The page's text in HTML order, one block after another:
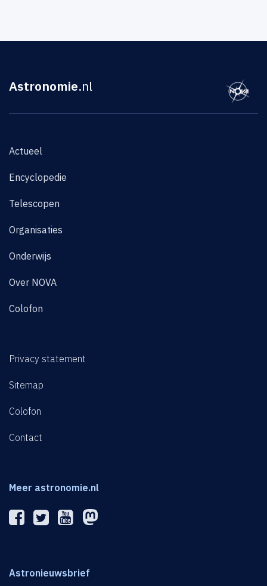
Astronomie.nl
Actueel
Encyclopedie
Telescopen
Organisaties
Onderwijs
Over NOVA
Colofon
Privacy statement
Sitemap
Colofon
Contact
Meer astronomie.nl
Astronieuwsbrief